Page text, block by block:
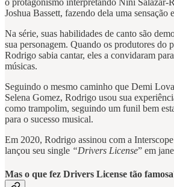
Joshua Bassett, fazendo dela uma sensação
Na série, suas habilidades de canto são
sua personagem. Quando os produtores do
Rodrigo sabia cantar, eles a convidaram
músicas.
Seguindo o mesmo caminho que Demi
Selena Gomez, Rodrigo usou sua
como trampolim, seguindo um funil bem
para o sucesso musical.
Em 2020, Rodrigo assinou com a
lançou seu single “Drivers License” em
Mas o que fez Drivers License tão